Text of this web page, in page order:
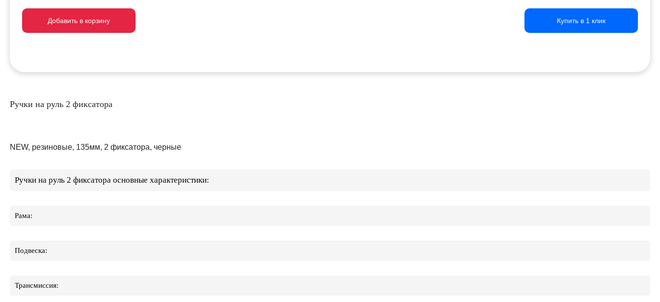
Добавить в корзину
Добавить в корзину
Добавить в корзину Купить в 1 клик
Купить в 1 клик
Купить в 1 клик
Ручки на руль 2 фиксатора
NEW, резиновые, 135мм, 2 фиксатора, черные
Ручки на руль 2 фиксатора основные характеристики:
Рама:
Подвеска:
Трансмиссия: